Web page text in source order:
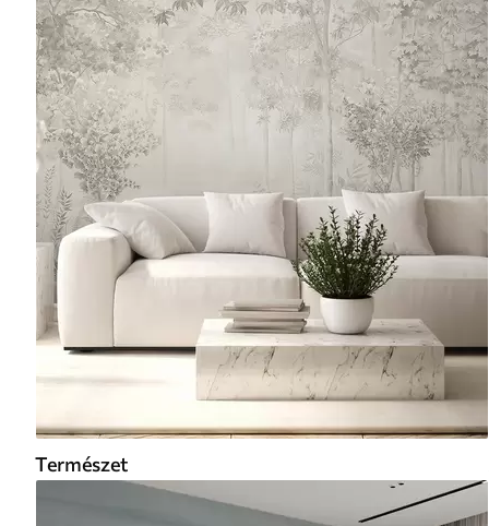
Természet